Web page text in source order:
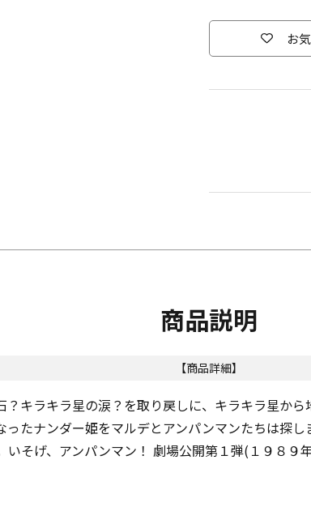
お
商品説明
【商品詳細】
キラキラ星の涙？を取り戻しに、キラキラ星か
たナンダー姫をマルデとアンパンマンたちは探
そげ、アンパンマン！ 劇場公開第１弾(１９８９